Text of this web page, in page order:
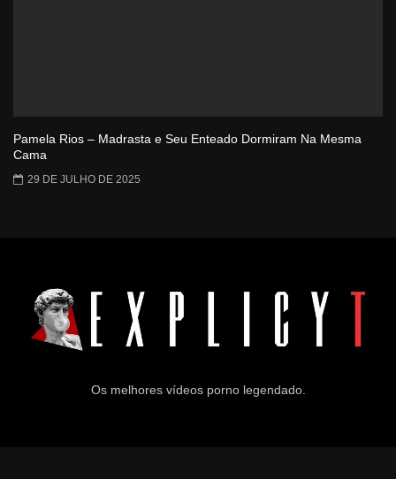
Pamela Rios – Madrasta e Seu Enteado Dormiram Na Mesma
Cama
29 DE JULHO DE 2025
Os melhores vídeos porno legendado.